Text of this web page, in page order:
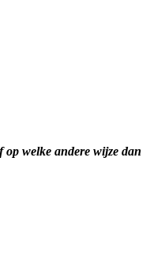
welke andere wijze dan